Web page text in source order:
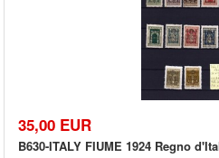
35,00 EUR
B630-ITALY FIUME 1924 Regno